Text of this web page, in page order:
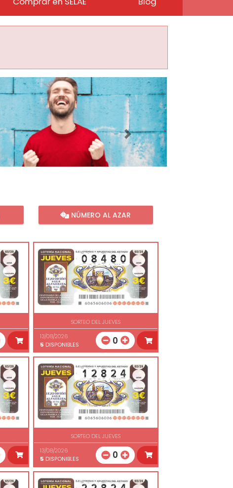
Imagen siguiente
NÚMERO AL AZAR
SORTEO DEL JUEVES
13/08/2026
5 DISPONIBLES 0
SORTEO DEL JUEVES
13/08/2026
5 DISPONIBLES 0